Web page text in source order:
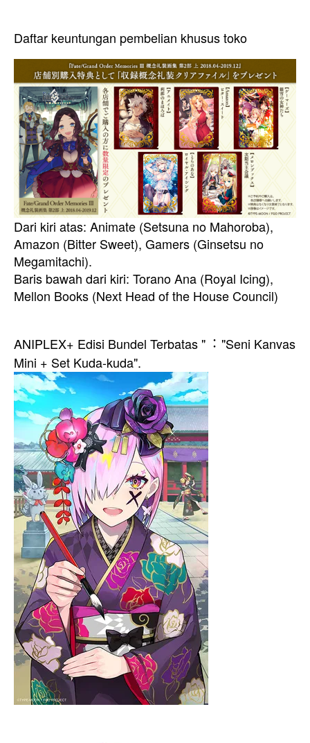
Daftar keuntungan pembelian khusus toko
Dari kiri atas: Animate (Setsuna no Mahoroba),
Amazon (Bitter Sweet), Gamers (Ginsetsu no
Megamitachi).
Baris bawah dari kiri: Torano Ana (Royal Icing),
Mellon Books (Next Head of the House Council)
ANIPLEX+ Edisi Bundel Terbatas "︓ "Seni Kanvas
Mini + Set Kuda-kuda".